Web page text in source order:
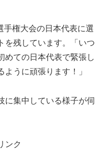
手権大会の日本代表に選
を残しています。「いつ
めての日本代表で緊張し
うに頑張ります！」
に集中している様子が伺
ンク